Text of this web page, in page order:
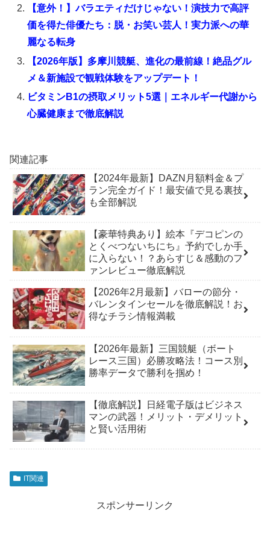
【意外！】バラエティだけじゃない！演技力で高評
価を得た俳優たち：脱・お笑い芸人！実力派への華
麗なる転身
【2026年版】多摩川競艇、進化の最前線！絶品グル
メ＆新施設で観戦体験をアップデート！
ビタミンB1の摂取メリット5選｜エネルギー代謝から
心臓健康まで徹底解説
関連記事
【2024年最新】DAZN月額料金＆プ
ラン完全ガイド！最安値で見る裏技
も全部解説
【豪華特典あり】絵本『デコピンの
とくべつないちにち』予約でしか手
に入らない！？あらすじ＆感動のフ
ァンレビュー徹底解説
【2026年2月最新】バローの節分・
バレンタインセールを徹底解説！お
得なチラシ情報満載
【2026年最新】三国競艇（ボート
レース三国）必勝攻略法！コース別
勝率データで勝利を掴め！
【徹底解説】日経電子版はビジネス
マンの武器！メリット・デメリット
と賢い活用術
IT関連
スポンサーリンク